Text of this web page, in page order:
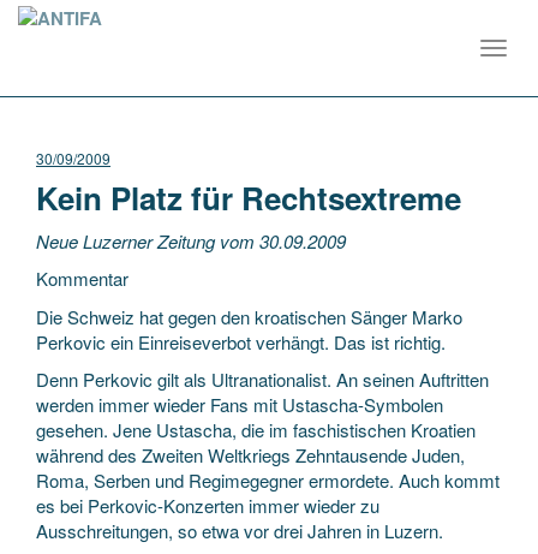
30/09/2009
Kein Platz für Rechtsextreme
Neue Luzerner Zeitung vom 30.09.2009
Kommentar
Die Schweiz hat gegen den kroatischen Sänger Marko
Perkovic ein Einreiseverbot verhängt. Das ist richtig.
Denn Perkovic gilt als Ultranationalist. An seinen Auftritten
werden immer wieder Fans mit Ustascha-Symbolen
gesehen. Jene Ustascha, die im faschistischen Kroatien
während des Zweiten Weltkriegs Zehntausende Juden,
Roma, Serben und Regimegegner ermordete. Auch kommt
es bei Perkovic-Konzerten immer wieder zu
Ausschreitungen, so etwa vor drei Jahren in Luzern.